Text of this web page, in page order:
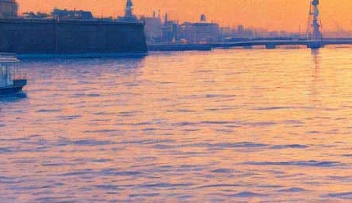
Портал "Кинопоиск" поделился результатами своего
статистического исследования, которое дало ответ на вопрос,
кого из номинантов на премию "Оскар" россияне считают
наиболее достойными победы. Специалисты портала, сравнив
популярность страниц фильмов и актеров-претендентов,
установили, что абсолютным лидером стала лента
"Выживший", а Леонардо ДиКаприо, по мнению
пользователей "Кинопоиска", станет победителем в категории
"лучший актер". Лучшим режиссером интернет-аудитория
назвала Алехандро Иньярриту – за все тот же фильм
"Выживший", лучшей актрисой – Дженнифер Лоуренс
("Джой"), лучшей актрисой второго плана – Рэйчел
МакАдамс ("В центре внимания"), лучшим актером второго
плана – Тома Харди ("Выживший").